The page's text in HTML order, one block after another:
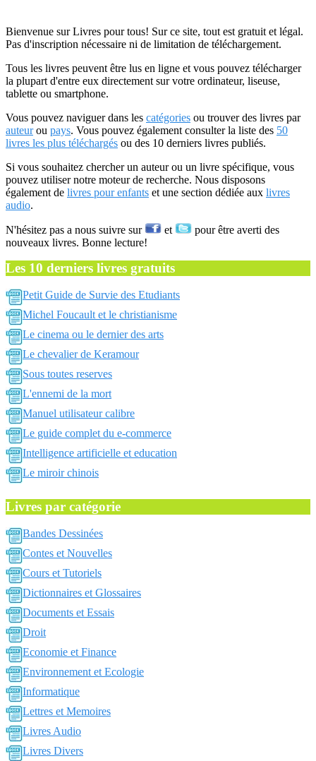
Bienvenue sur Livres pour tous! Sur ce site, tout est gratuit et légal.
Pas d'inscription nécessaire ni de limitation de téléchargement.
Tous les livres peuvent être lus en ligne et vous pouvez télécharger
la plupart d'entre eux directement sur votre ordinateur, liseuse,
tablette ou smartphone.
Vous pouvez naviguer dans les catégories ou trouver des livres par
auteurou pays. Vous pouvez également consulter la liste des 50
livres les plus téléchargés ou des 10 derniers livres publiés.
Si vous souhaitez chercher un auteur ou un livre spécifique, vous
pouvez utiliser notre moteur de recherche. Nous disposons
également de livres pour enfants et une section dédiée aux livres
audio.
N'hésitez pas a nous suivre sur et
pour être averti des
nouveaux livres. Bonne lecture!
Les 10 derniers livres gratuits
Petit Guide de Survie des Etudiants
Michel Foucault et le christianisme
Le cinema ou le dernier des arts
Le chevalier de Keramour
Sous toutes reserves
L'ennemi de la mort
Manuel utilisateur calibre
Le guide complet du e-commerce
Intelligence artificielle et education
Le miroir chinois
Livres par catégorie
Bandes Dessinées
Contes et Nouvelles
Cours et Tutoriels
Dictionnaires et Glossaires
Documents et Essais
Droit
Economie et Finance
Environnement et Ecologie
Informatique
Lettres et Memoires
Livres Audio
Livres Divers